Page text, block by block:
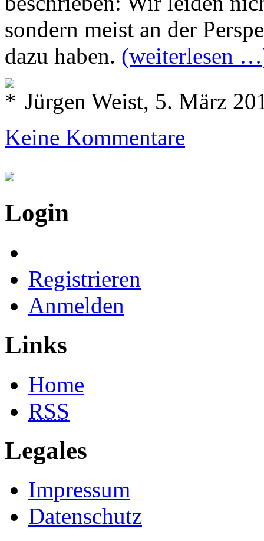
sondern meist an der
dazu haben. (weiterlesen
Jürgen Weist, 5. März
Keine Kommentare
Login
Registrieren
Anmelden
Links
Home
RSS
Legales
Impressum
Datenschutz